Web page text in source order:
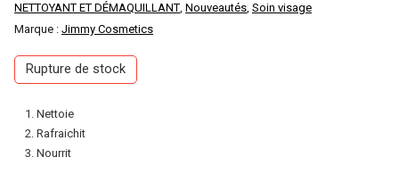
NETTOYANT ET DÉMAQUILLANT, Nouveautés, Soin visage
Marque : Jimmy Cosmetics
Rupture de stock
Nettoie
Rafraichit
Nourrit